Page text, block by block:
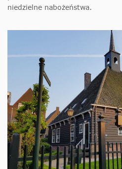
niedzielne nabożeństwa.